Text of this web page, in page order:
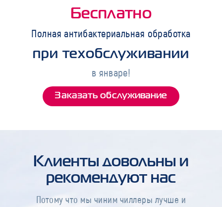
Бесплатно
Полная антибактериальная обработка
при техобслуживании
в январе!
Заказать обслуживание
Клиенты довольны и
рекомендуют нас
Потому что мы чиним чиллеры лучше и